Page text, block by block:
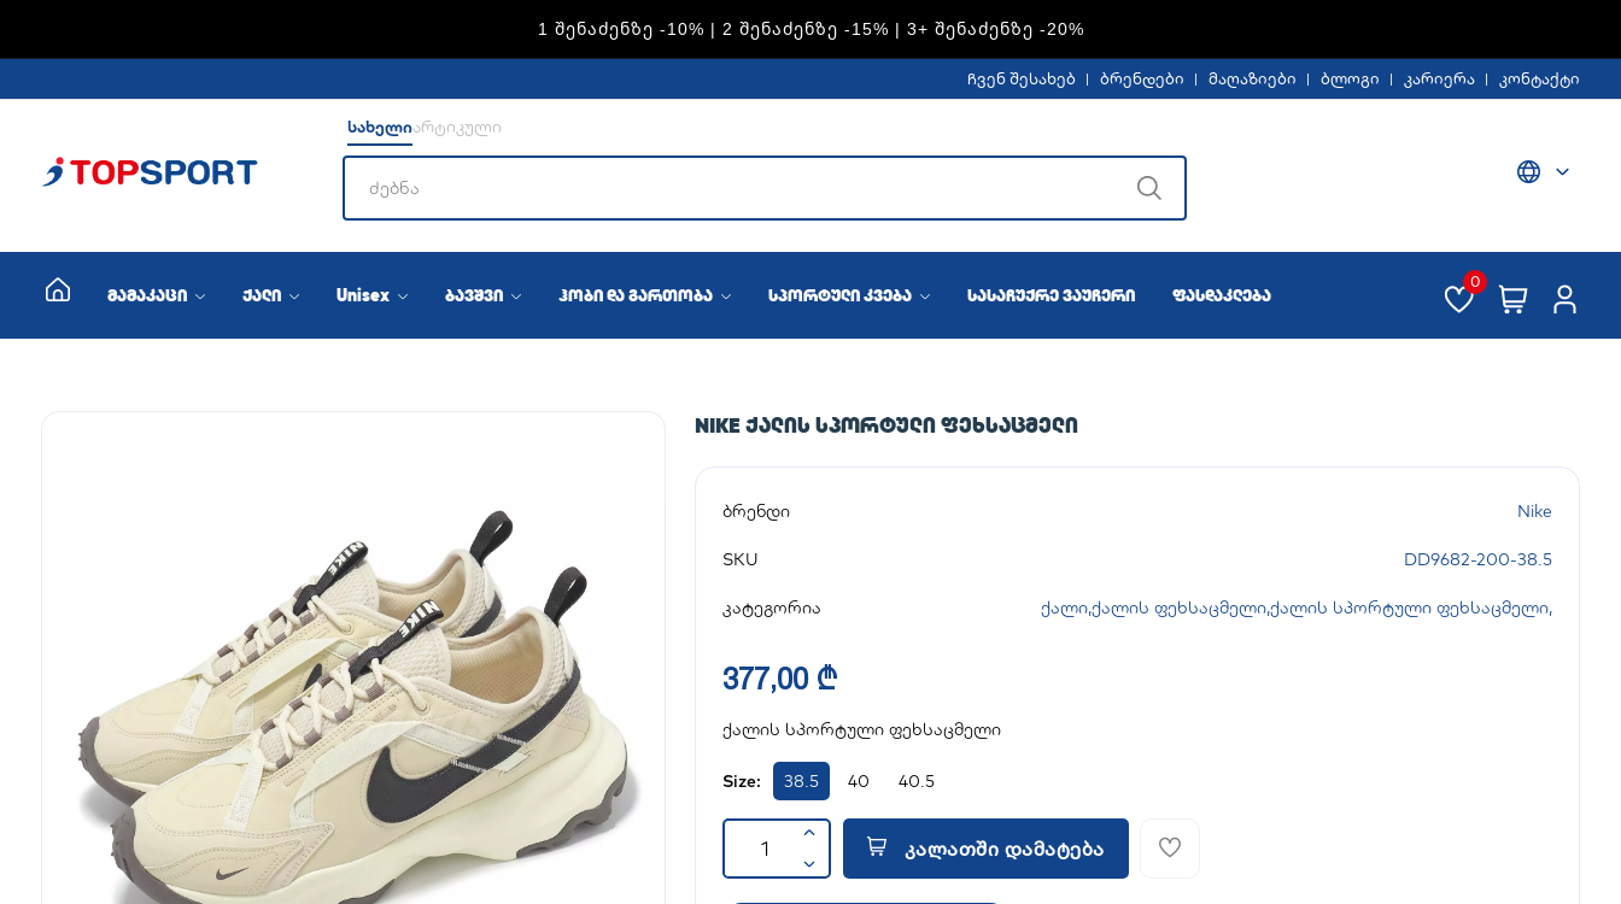
ADIDAS — 1 ᲨᲔᲜᲐᲫᲔᲜᲖᲔ -15% | 2 ᲨᲔᲜᲐᲫᲔᲜᲖᲔ -20% | 3+ ᲨᲔᲜᲐᲫᲔᲜᲖᲔ -30%
ჩვენ შესახებ ბრენდები მაღაზიები ბლოგი კარიერა კონტაქტი
სახელიარტიკული
მამაკაცი ქალი Unisex ბავშვი ჰობი და გართობა სპორტული კვება სასაჩუქრე ვაუჩერი ფასდაკლება
0
NIKE ᲥᲐᲚᲘᲡ ᲡᲞᲝᲠᲢᲣᲚᲘ ᲤᲔᲮᲡᲐᲪᲛᲔᲚᲘ
ბრენდი Nike
SKU DD9682-200-38.5
კატეგორია ქალი,ქალის ფეხსაცმელი,ქალის სპორტული ფეხსაცმელი,
377,00 ₾
ქალის სპორტული ფეხსაცმელი
Size: 38.5 40 40.5
კალათში დამატება